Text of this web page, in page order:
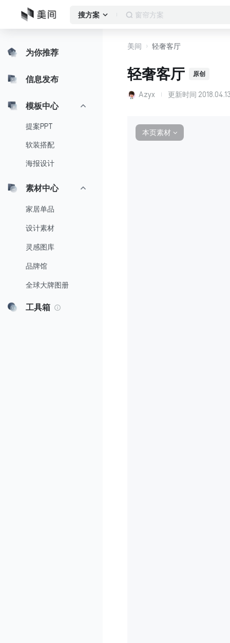
搜方案 客厅
为你推荐
信息发布
模板中心
提案PPT
软装搭配
海报设计
素材中心
家居单品
设计素材
灵感图库
品牌馆
全球大牌图册
工具箱
美间 轻奢客厅
轻奢客厅 原创
Azyx 更新时间
本页素材 ∨